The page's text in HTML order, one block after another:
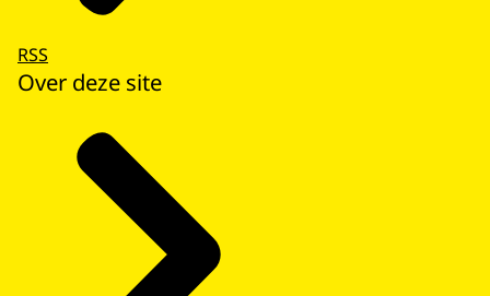
RSS
Over deze site